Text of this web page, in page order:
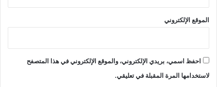
الموقع الإلكتروني
احفظ اسمي، بريدي الإلكتروني، والموقع الإلكتروني في هذا المتصفح
لاستخدامها المرة المقبلة في تعليقي.